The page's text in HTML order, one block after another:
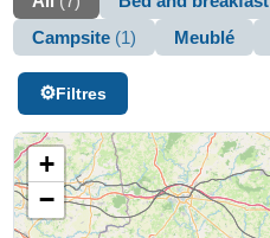
Campsite (1) Meublé
Filtres
+
−